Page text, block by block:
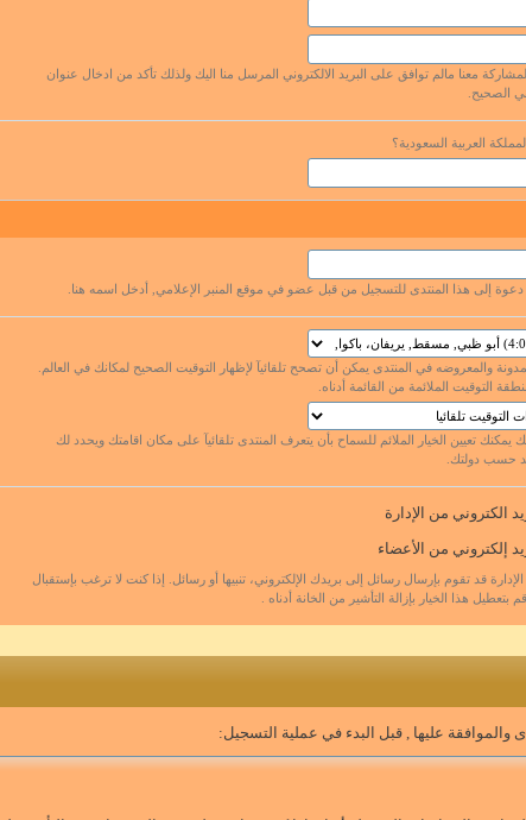
معنا مالم توافق على البريد الالكتروني المرسل منا اليك ولذلك تأكد من ادخال عنوان
الصحيح.
العربية السعودية؟
دعوة إلى هذا المنتدى للتسجيل من قبل عضو في موقع المنبر الإعلامي, أدخل اسمه هنا.
والمعروضه في المنتدى يمكن أن تصحح تلقائيآ لإظهار التوقيت الصحيح لمكانك في العالم.
التوقيت الملائمة من القائمة أدناه.
يمكنك تعيين الخيار الملائم للسماح بأن يتعرف المنتدى تلقائيآ على مكان اقامتك ويحدد لك
حسب دولتك.
الكتروني من الإدارة
إلكتروني من الأعضاء
قد تقوم بإرسال رسائل إلى بريدك الإلكتروني، تنبيها أو رسائل. إذا كنت لا ترغب بإستقبال
بتعطيل هذا الخيار بإزالة التأشير من الخانة أدناه .
عليها , قبل البدء في عملية التسجيل: